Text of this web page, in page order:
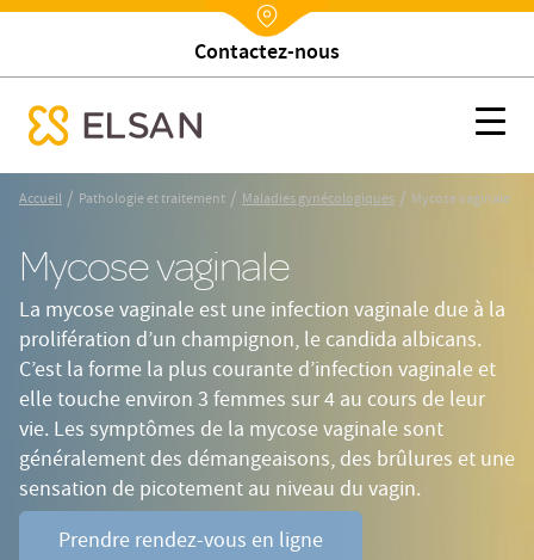
Nx:Aller
contenu
principal
Nx:Annuaire
Trouver un établissement
Mycose vaginale
menu mobile
Accueil / Pathologie et traitement / Maladies gynécologiques / Mycose vaginale
Mycose vaginale
La mycose vaginale est une infection vaginale due à la
prolifération d’un champignon, le candida albicans.
C’est la forme la plus courante d’infection vaginale et
elle touche environ 3 femmes sur 4 au cours de leur
vie. Les symptômes de la mycose vaginale sont
généralement des démangeaisons, des brûlures et une
sensation de picotement au niveau du vagin.
Prendre rendez-vous en ligne